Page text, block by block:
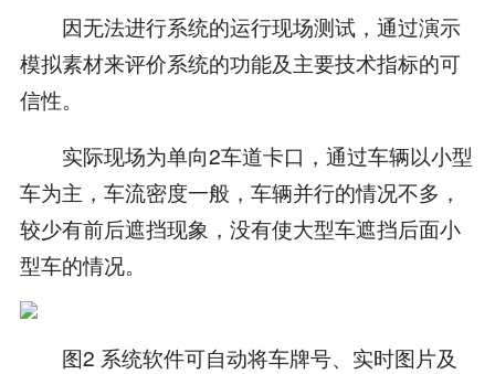
因无法进行系统的运行现场测试，通过演示
模拟素材来评价系统的功能及主要技术指标的可
信性。
实际现场为单向2车道卡口，通过车辆以小型
车为主，车流密度一般，车辆并行的情况不多，
较少有前后遮挡现象，没有使大型车遮挡后面小
型车的情况。
图2 系统软件可自动将车牌号、实时图片及